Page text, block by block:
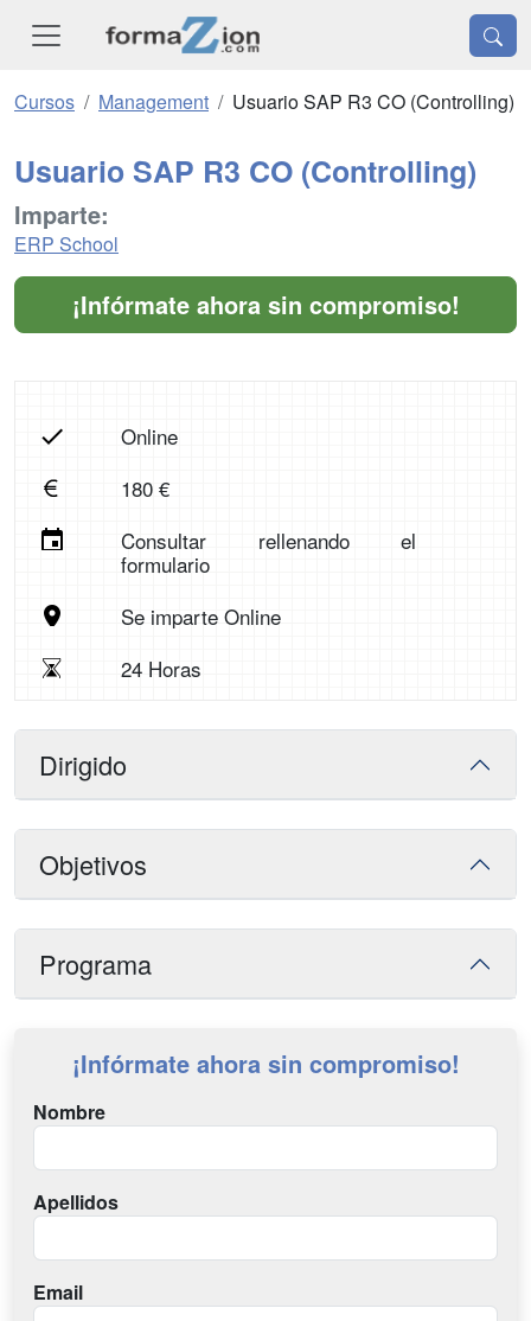
Cursos Management Usuario SAP R3 CO (Controlling)
Usuario SAP R3 CO (Controlling)
Imparte:
ERP School
¡Infórmate ahora sin compromiso!
Online
180 €
Consultar rellenando el
formulario
Se imparte Online
24 Horas
Dirigido
Objetivos
Programa
¡Infórmate ahora sin compromiso!
Nombre
Apellidos
Email